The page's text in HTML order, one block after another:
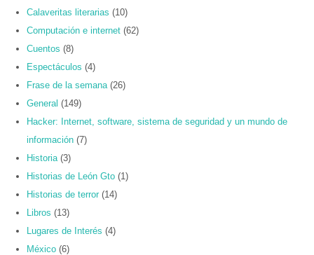
Calaveritas literarias (10)
Computación e internet (62)
Cuentos (8)
Espectáculos (4)
Frase de la semana (26)
General (149)
Hacker: Internet, software, sistema de seguridad y un mundo de
información (7)
Historia (3)
Historias de León Gto (1)
Historias de terror (14)
Libros (13)
Lugares de Interés (4)
México (6)